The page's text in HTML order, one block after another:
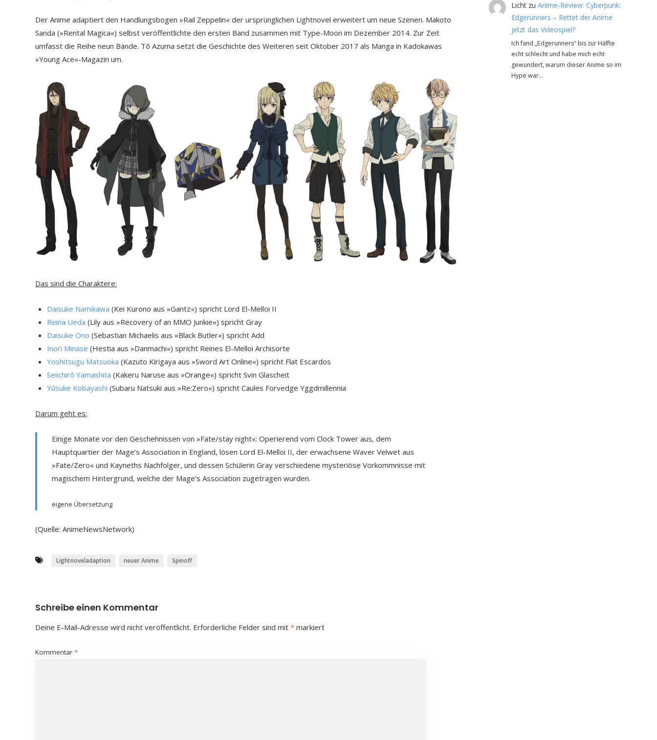
Der Anime adaptiert den Handlungsbogen »Rail Zeppelin« der ursprünglichen Lightnovel erweitert um neue Szenen. Makoto
Sanda (»Rental Magica«) selbst veröffentlichte den ersten Band zusammen mit Type-Moon im Dezember 2014. Zur Zeit
umfasst die Reihe neun Bände. Tō Azuma setzt die Geschichte des Weiteren seit Oktober 2017 als Manga in Kadokawas
»Young Ace«-Magazin um.
Das sind die Charaktere:
Daisuke Namikawa (Kei Kurono aus »Gantz«) spricht Lord El-Melloi II
Reina Ueda (Lily aus »Recovery of an MMO Junkie«) spricht Gray
Daisuke Ono (Sebastian Michaelis aus »Black Butler«) spricht Add
Inori Minase (Hestia aus »Danmachi«) spricht Reines El-Melloi Archisorte
Yoshitsugu Matsuoka (Kazuto Kirigaya aus »Sword Art Online«) spricht Flat Escardos
Seiichirō Yamashita (Kakeru Naruse aus »Orange«) spricht Svin Glascheit
Yūsuke Kobayashi (Subaru Natsuki aus »Re:Zero«) spricht Caules Forvedge Yggdmillennia
Darum geht es:
Einige Monate vor den Geschehnissen von »Fate/stay night«: Operierend vom Clock Tower aus, dem
Hauptquartier der Mage’s Association in England, lösen Lord El-Melloi II, der erwachsene Waver Velwet aus
»Fate/Zero« und Kayneths Nachfolger, und dessen Schülerin Gray verschiedene mysteriöse Vorkommnisse mit
magischem Hintergrund, welche der Mage’s Association zugetragen wurden.
eigene Übersetzung
(Quelle: AnimeNewsNetwork)
Lightnoveladaption neuer Anime Spinoff
Schreibe einen Kommentar
Deine E-Mail-Adresse wird nicht veröffentlicht. Erforderliche Felder sind mit * markiert
Kommentar *
Lichtzu Anime-Review: Cyberpunk:
Edgerunners – Rettet der Anime
jetzt das Videospiel?
Ich fand „Edgerunners" bis zur Hälfte
echt schlecht und habe mich echt
gewundert, warum dieser Anime so im
Hype war…